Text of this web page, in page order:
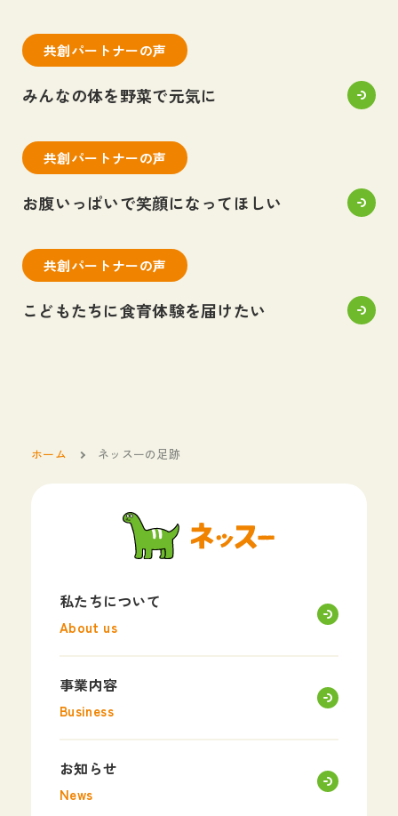
共創パートナーの声
みんなの体を野菜で元気に
共創パートナーの声
お腹いっぱいで笑顔になってほしい
共創パートナーの声
こどもたちに食育体験を届けたい
ホーム ネッスーの足跡
私たちについて
About us
事業内容
Business
お知らせ
News